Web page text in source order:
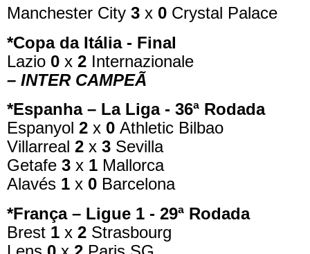
Manchester City 3 x 0 Crystal Palace
*Copa da Itália - Final
Lazio 0 x 2 Internazionale
– INTER CAMPEÃ
*Espanha – La Liga - 36ª Rodada
Espanyol 2 x 0 Athletic Bilbao
Villarreal 2 x 3 Sevilla
Getafe 3 x 1 Mallorca
Alavés 1 x 0 Barcelona
*França – Ligue 1 - 29ª Rodada
Brest 1 x 2 Strasbourg